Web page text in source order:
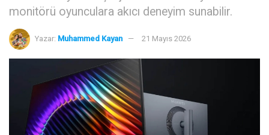
monitörü oyunculara akıcı deneyim sunabilir.
Yazar: Muhammed Kayan 21 Mayıs 2026